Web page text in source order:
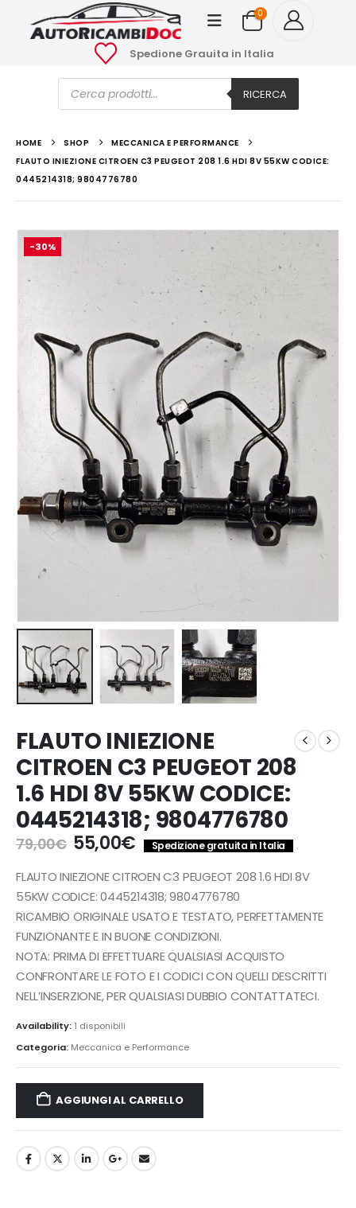
0
Spedione Grauita in Italia
Ricerca
prodotti RICERCA
HOME SHOP
MECCANICA E PERFORMANCE
FLAUTO INIEZIONE CITROEN C3 PEUGEOT 208 1.6 HDI 8V 55KW CODICE:
0445214318; 9804776780
-30%
FLAUTO INIEZIONE
CITROEN C3 PEUGEOT 208
1.6 HDI 8V 55KW CODICE:
0445214318; 9804776780
79,00€ Il
prezzo
originale
era:
79,00€.
55,00€Il
prezzo
attuale
è:
55,00€.
Spedizione gratuita in Italia
FLAUTO INIEZIONE CITROEN C3 PEUGEOT 208 1.6 HDI 8V
55KW CODICE: 0445214318; 9804776780
RICAMBIO ORIGINALE USATO E TESTATO, PERFETTAMENTE
FUNZIONANTE E IN BUONE CONDIZIONI.
NOTA: PRIMA DI EFFETTUARE QUALSIASI ACQUISTO
CONFRONTARE LE FOTO E I CODICI CON QUELLI DESCRITTI
NELL’INSERZIONE, PER QUALSIASI DUBBIO CONTATTATECI.
Availability: 1 disponibili
Categoria: Meccanica e Performance
AGGIUNGI AL CARRELLO